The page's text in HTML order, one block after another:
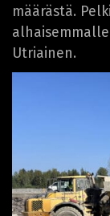
määrästä.
Utriainen.